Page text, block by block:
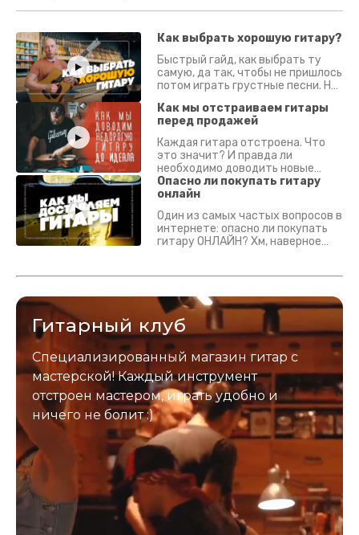
Как выбрать хорошую гитару?
Быстрый гайд, как выбрать ту
самую, да так, чтобы не пришлось
потом играть грустные песни. На
Как мы отстраиваем гитары
перед продажей
Каждая гитара отстроена. Что
это значит? И правда ли
необходимо доводить новые
гитары? Если кратко - да.
Подробно - в видео :)
Опасно ли покупать гитару
онлайн
Один из самых частых вопросов в
интернете: опасно ли покупать
гитару ОНЛАЙН? Хм, наверное
застрахован. Случись что -
Гитарный клуб
Специализированный магазин гитар с
мастерской! Каждый инструмент
отстроен мастером, играть удобно и
ничего не болит :)